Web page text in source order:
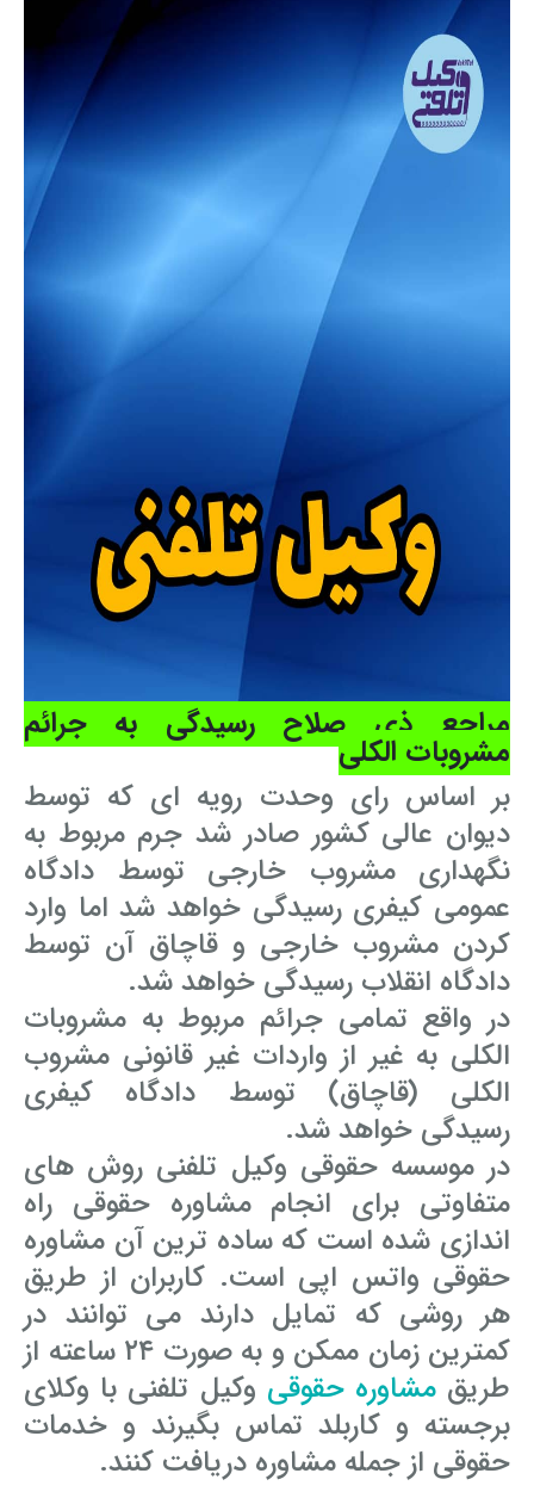
مراجع ذی صلاح رسیدگی به جرائم
مشروبات الکلی
بر اساس رای وحدت رویه ای که توسط
دیوان عالی کشور صادر شد جرم مربوط به
نگهداری مشروب خارجی توسط دادگاه
عمومی کیفری رسیدگی خواهد شد اما وارد
کردن مشروب خارجی و قاچاق آن توسط
دادگاه انقلاب رسیدگی خواهد شد.
در واقع تمامی جرائم مربوط به مشروبات
الکلی به غیر از واردات غیر قانونی مشروب
الکلی (قاچاق) توسط دادگاه کیفری
رسیدگی خواهد شد.
در موسسه حقوقی وکیل تلفنی روش های
متفاوتی برای انجام مشاوره حقوقی راه
اندازی شده است که ساده ترین آن مشاوره
حقوقی واتس اپی است. کاربران از طریق
هر روشی که تمایل دارند می توانند در
کمترین زمان ممکن و به صورت ۲۴ ساعته از
طریقمشاوره حقوقی وکیل تلفنی با وکلای
برجسته و کاربلد تماس بگیرند و خدمات
حقوقی از جمله مشاوره دریافت کنند.